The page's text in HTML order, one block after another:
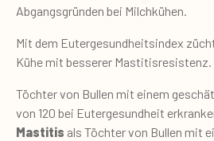
Abgangsgründen bei Milchkühen.
Mit dem Eutergesundheitsindex
Kühe mit besserer Mastitisresistenz.
Töchter von Bullen mit einem
von 120 bei Eutergesundheit
Mastitis als Töchter von Bullen mit